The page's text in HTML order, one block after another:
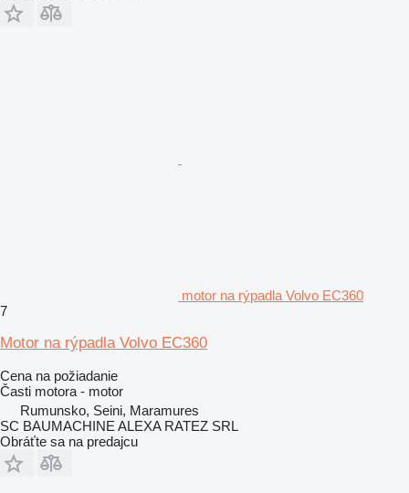
motor na rýpadla Volvo EC360
7
Motor na rýpadla Volvo EC360
Cena na požiadanie
Časti motora - motor
Rumunsko, Seini, Maramures
SC BAUMACHINE ALEXA RATEZ SRL
Obráťte sa na predajcu